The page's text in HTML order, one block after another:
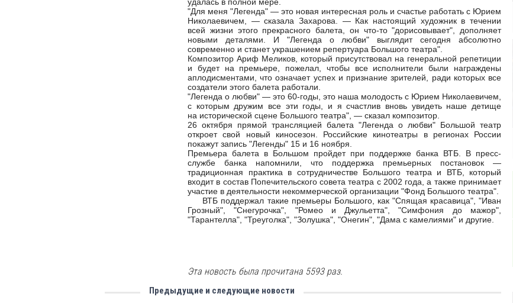
"Для меня "Легенда" — это новая интересная роль и счастье работать с Юрием
Николаевичем, — сказала Захарова. — Как настоящий художник в течении
всей жизни этого прекрасного балета, он что-то "дорисовывает", дополняет
новыми деталями. И "Легенда о любви" выглядит сегодня абсолютно
современно и станет украшением репертуара Большого театра".
Композитор Ариф Меликов, который присутствовал на генеральной репетиции
и будет на премьере, пожелал, чтобы все исполнители были награждены
аплодисментами, что означает успех и признание зрителей, ради которых все
создатели этого балета работали.
"Легенда о любви" — это 60-годы, это наша молодость с Юрием Николаевичем,
с которым дружим все эти годы, и я счастлив вновь увидеть наше детище
на исторической сцене Большого театра", — сказал композитор.
26 октября прямой трансляцией балета "Легенда о любви" Большой театр
откроет свой новый киносезон. Российские кинотеатры в регионах России
покажут запись "Легенды" 15 и 16 ноября.
Премьера балета в Большом пройдет при поддержке банка ВТБ. В пресс-
службе банка напомнили, что поддержка премьерных постановок —
традиционная практика в сотрудничестве Большого театра и ВТБ, который
входит в состав Попечительского совета театра с 2002 года, а также принимает
участие в деятельности некоммерческой организации "Фонд Большого театра".
ВТБ поддержал такие премьеры Большого, как "Спящая красавица", "Иван
Грозный", "Снегурочка", "Ромео и Джульетта", "Симфония до мажор",
"Тарантелла", "Треуголка", "Золушка", "Онегин", "Дама с камелиями" и другие.
Эта новость была прочитана 5593 раз.
Предыдущие и следующие новости